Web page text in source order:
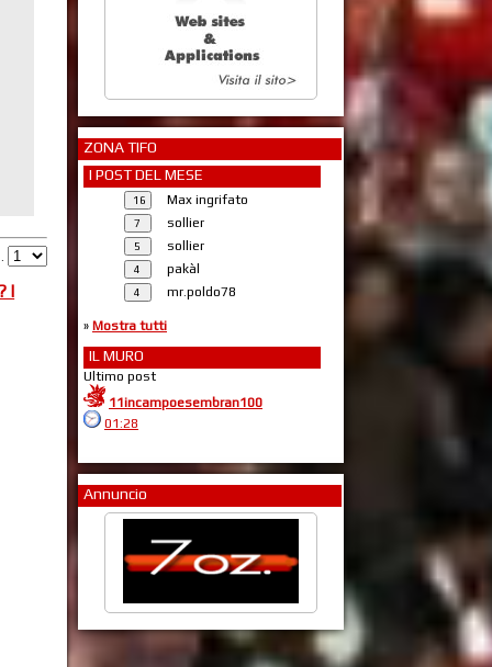
I
ZONA TIFO
I POST DEL MESE
Max ingrifato
sollier
sollier
pakàl
mr.poldo78
» Mostra tutti
IL MURO
Ultimo post
11incampoesembran100
01:28
Annuncio